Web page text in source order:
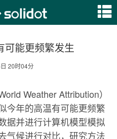
可能更频繁发生
20时04分
Weather Attribution）
今年的高温有可能更频繁
据并进行计算机模型模拟
气候进行对比，研究方法